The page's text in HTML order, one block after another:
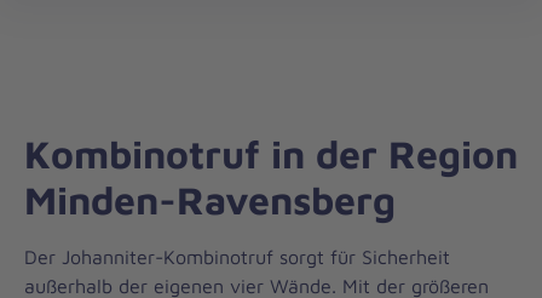
Kombinotruf in der Region
Minden-Ravensberg
Der Johanniter-Kombinotruf sorgt für Sicherheit
außerhalb der eigenen vier Wände. Mit der größeren